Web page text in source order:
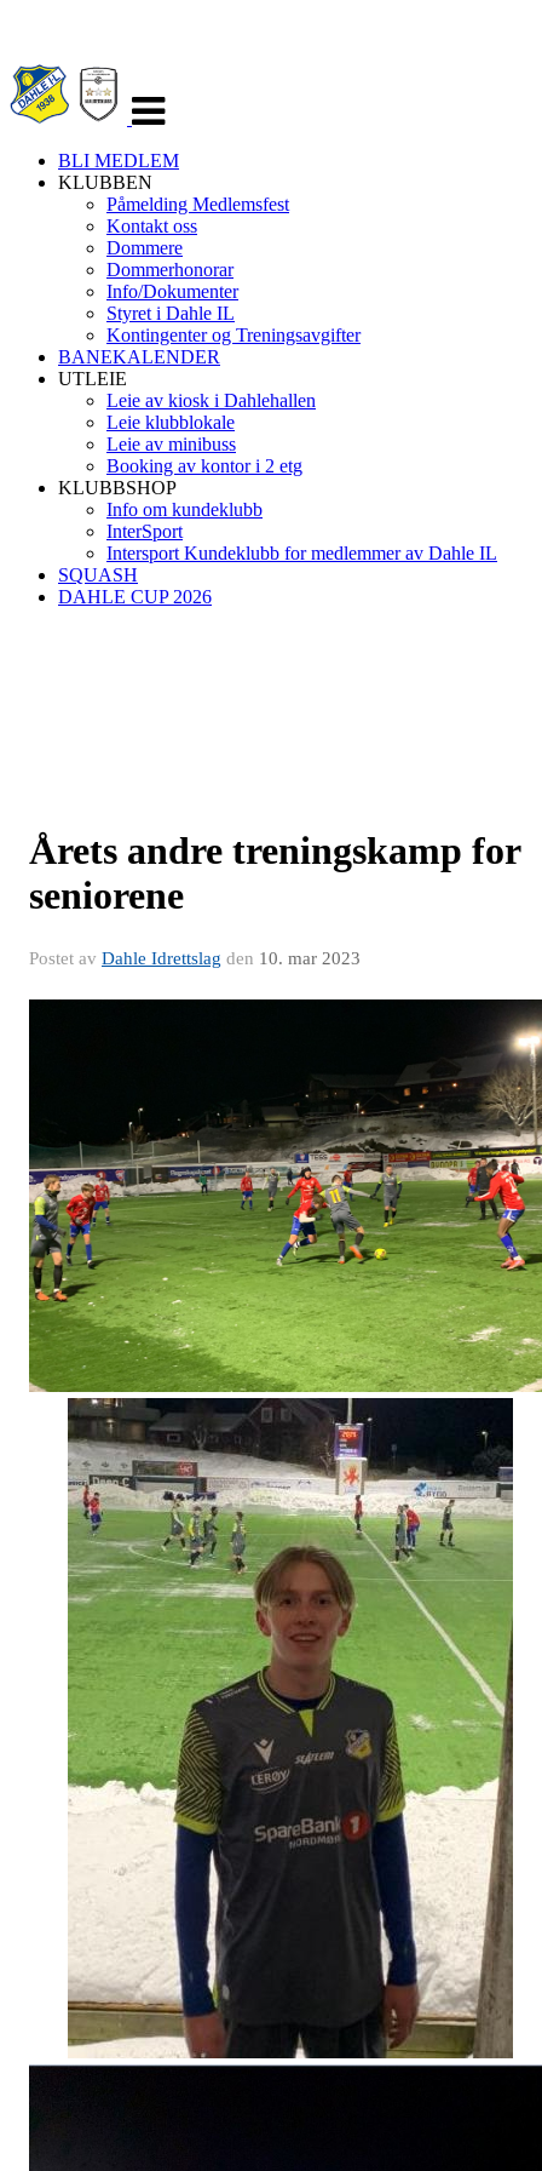
navigasjon
BLI MEDLEM
KLUBBEN
Påmelding Medlemsfest
Kontakt oss
Dommere
Dommerhonorar
Info/Dokumenter
Styret i Dahle IL
Kontingenter og Treningsavgifter
BANEKALENDER
UTLEIE
Leie av kiosk i Dahlehallen
Leie klubblokale
Leie av minibuss
Booking av kontor i 2 etg
KLUBBSHOP
Info om kundeklubb
InterSport
Intersport Kundeklubb for medlemmer av Dahle IL
SQUASH
DAHLE CUP 2026
Årets andre treningskamp for
seniorene
Postet av Dahle Idrettslag den 10. mar 2023